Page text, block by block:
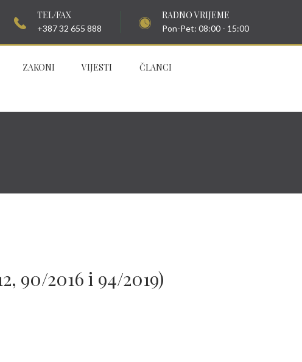
TEL/FAX
+387 32 655 888
RADNO VRIJEME
Pon-Pet: 08:00 - 15:00
ZAKONI VIJESTI ČLANCI
90/2016 i 94/2019)